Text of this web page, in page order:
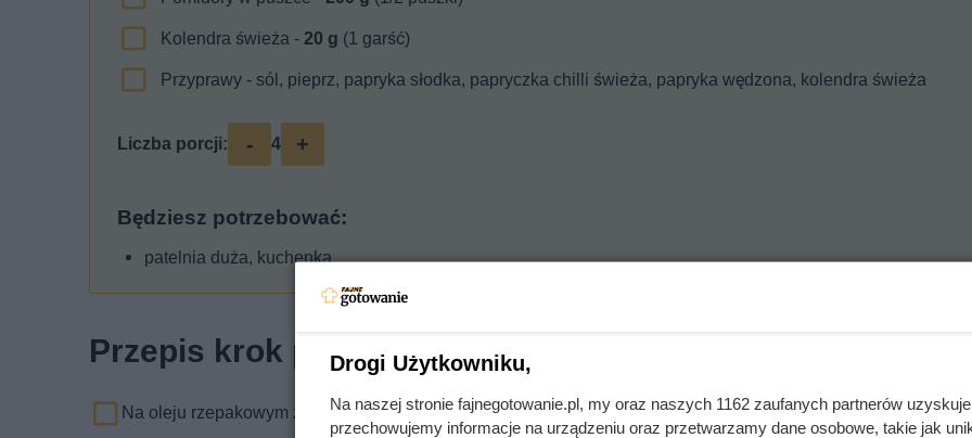
Kolendra świeża - 20 g (1 garść)
Przyprawy - sól, pieprz, papryka słodka, papryczka chilli świeża, papryka wędzona, kolendra świeża
Liczba porcji: - 4 +
Będziesz potrzebować:
patelnia duża, kuchenka
Przepis krok po kroku
Na oleju rzepakowym zeszklij drobno pokrojoną cebulę i czosnek.
Drogi Użytkowniku,
Na naszej stronie fajnegotowanie.pl, my oraz naszych 1162 zaufanych partnerów
przechowujemy informacje na urządzeniu oraz przetwarzamy dane osobowe, takie jak